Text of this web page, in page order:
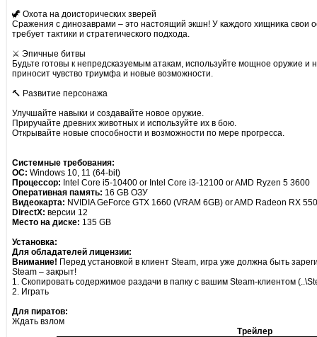
🦖 Охота на доисторических зверей
Сражения с динозаврами – это настоящий экшн! У каждого хищника свои
требует тактики и стратегического подхода.
⚔ Эпичные битвы
Будьте готовы к непредсказуемым атакам, используйте мощное оружие
приносит чувство триумфа и новые возможности.
🔨 Развитие персонажа
Улучшайте навыки и создавайте новое оружие.
Приручайте древних животных и используйте их в бою.
Открывайте новые способности и возможности по мере прогресса.
Системные требования:
ОС: Windows 10, 11 (64-bit)
Процессор: Intel Core i5-10400 or Intel Core i3-12100 or AMD Ryzen 5 3600
Оперативная память: 16 GB ОЗУ
Видеокарта: NVIDIA GeForce GTX 1660 (VRAM 6GB) or AMD Radeon RX
DirectX: версии 12
Место на диске: 135 GB
Установка:
Для обладателей лицензии:
Внимание! Перед установкой в клиент Steam, игра уже должна быть
Steam – закрыт!
1. Скопировать содержимое раздачи в папку с вашим Steam-клиентом
2. Играть
Для пиратов:
Ждать взлом
Трейлер